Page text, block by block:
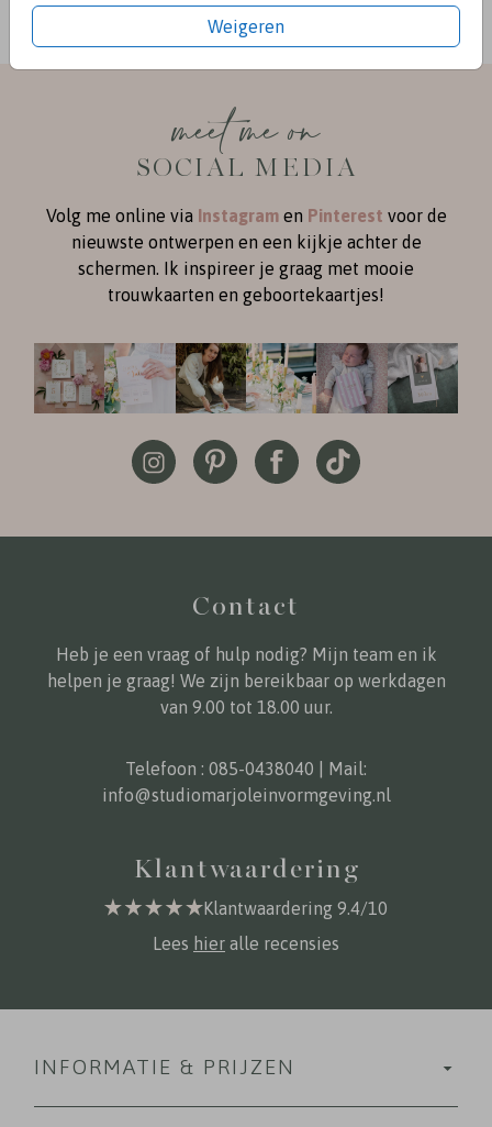
Weigeren
meet me on
SOCIAL MEDIA
Volg me online via Instagramen Pinterest voor de
nieuwste ontwerpen en een kijkje achter de
schermen. Ik inspireer je graag met mooie
trouwkaarten en geboortekaartjes!
Contact
Heb je een vraag of hulp nodig? Mijn team en ik
helpen je graag! We zijn bereikbaar op werkdagen
van 9.00 tot 18.00 uur.
Telefoon : 085-0438040 | Mail:
info@studiomarjoleinvormgeving.nl
Klantwaardering
Klantwaardering 9.4/10
Lees hier alle recensies
INFORMATIE & PRIJZEN